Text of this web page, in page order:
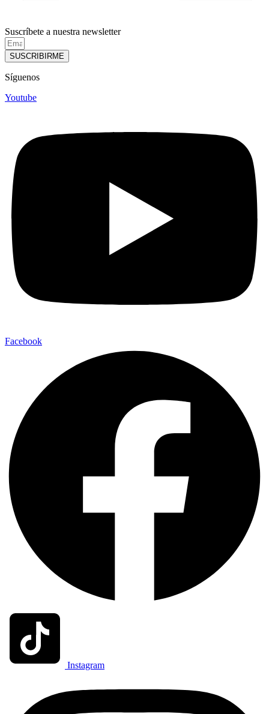
Suscríbete a nuestra newsletter
SUSCRIBIRME
Síguenos
Youtube
Facebook
Instagram